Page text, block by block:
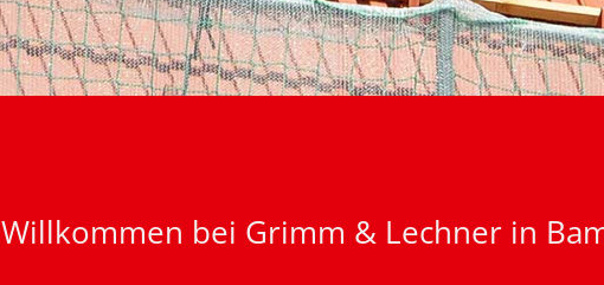
Willkommen bei Grimm & Lechner in